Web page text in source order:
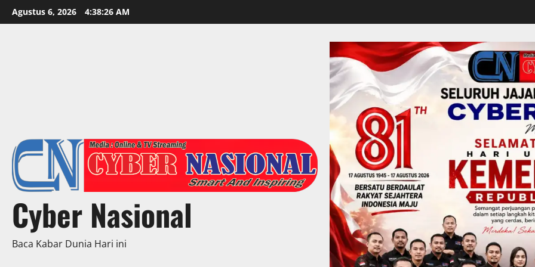
Skip
to
Agustus 6, 2026 4:38:27 AM
Cyber Nasional
Baca Kabar Dunia Hari ini